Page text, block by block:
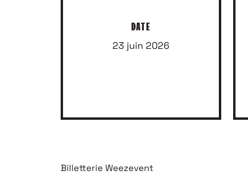
DATE
23 juin 2026
Billetterie Weezevent